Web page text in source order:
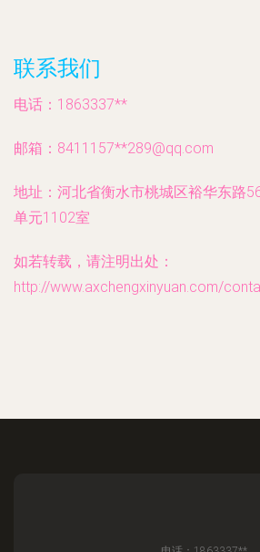
联系我们
电话：1863337**
邮箱：8411157**289@qq.com
地址：河北省衡水市桃城区裕华东路
单元1102室
如若转载，请注明出处：
http://www.axchengxinyuan.com/